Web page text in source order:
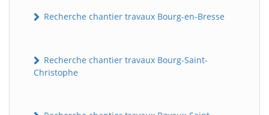
Recherche chantier travaux Bourg-en-Bresse
Recherche chantier travaux Bourg-Saint-
Christophe